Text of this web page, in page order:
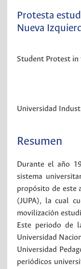
Protesta
Nueva
Student Protest
Universidad
Resumen
Durante el año
sistema
propósito de este
(JUPA), la cual
movilización
Este periodo de
Universidad
Universidad
periódicos